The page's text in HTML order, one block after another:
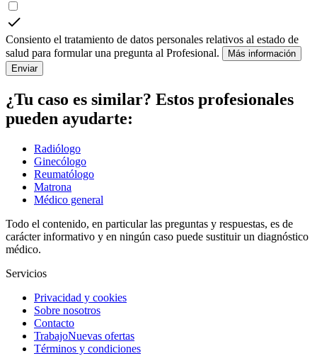
Consiento el tratamiento de datos personales relativos al estado de
salud para formular una pregunta al Profesional.
Más información
Enviar
¿Tu caso es similar? Estos profesionales
pueden ayudarte:
Radiólogo
Ginecólogo
Reumatólogo
Matrona
Médico general
Todo el contenido, en particular las preguntas y respuestas, es de
carácter informativo y en ningún caso puede sustituir un diagnóstico
médico.
Servicios
Privacidad y cookies
Sobre nosotros
Contacto
TrabajoNuevas ofertas
Términos y condiciones